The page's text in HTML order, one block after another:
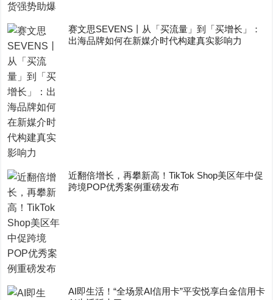
赛文思SEVENS丨从「买流量」到「买增长」：
出海品牌如何在新媒介时代构建真实影响力
近翻倍增长，再攀新高！TikTok Shop美区年中促
跨境POP优秀案例重磅发布
AI即生活！“全场景AI信用卡”平安悦享白金信用卡